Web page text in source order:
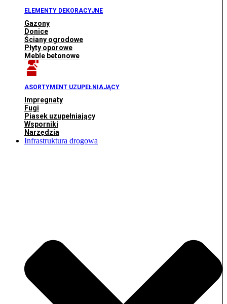
ELEMENTY DEKORACYJNE
Gazony
Donice
Ściany ogrodowe
Płyty oporowe
Meble betonowe
ASORTYMENT UZUPEŁNIAJĄCY
Impregnaty
Fugi
Piasek uzupełniający
Wsporniki
Narzędzia
Infrastruktura drogowa